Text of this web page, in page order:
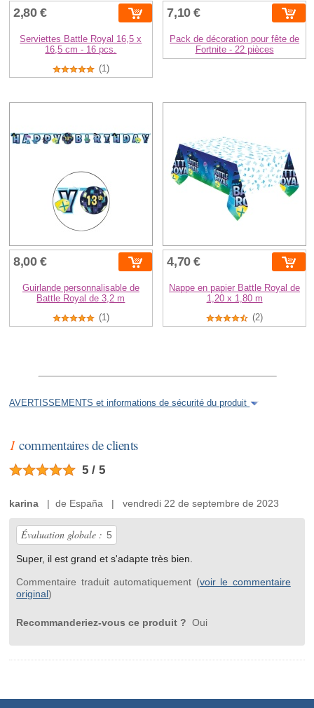
2,80 €
Serviettes Battle Royal 16,5 x
16,5 cm - 16 pcs.
(1)
7,10 €
Pack de décoration pour fête de
Fortnite - 22 pièces
8,00 €
Guirlande personnalisable de
Battle Royal de 3,2 m
(1)
4,70 €
Nappe en papier Battle Royal de
1,20 x 1,80 m
(2)
AVERTISSEMENTS et informations de sécurité du produit
1 commentaires de clients
5 / 5
karina | de España | vendredi 22 de septembre de 2023
Évaluation globale : 5
Super, il est grand et s'adapte très bien.
Commentaire traduit automatiquement (voir le commentaire
original)
Recommanderiez-vous ce produit ? Oui